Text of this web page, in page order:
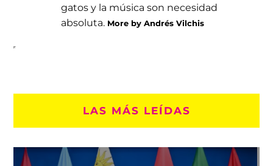
gatos y la música son necesidad
absoluta. More by Andrés Vilchis
LAS MÁS LEÍDAS